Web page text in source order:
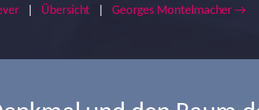
Übersicht Georges Montelmacher →